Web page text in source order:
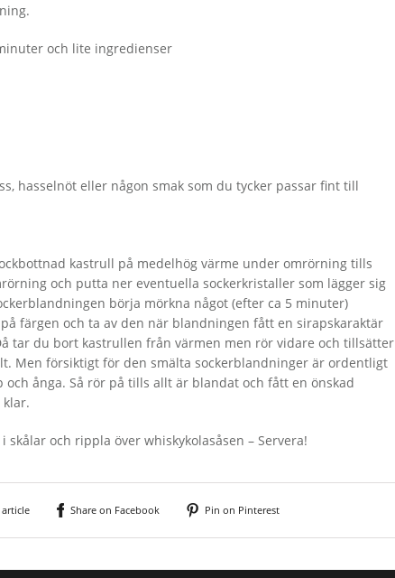
och lite ingredienser
hasselnöt eller någon smak som du tycker passar fint till
kastrull på medelhög värme under omrörning tills
och putta ner eventuella sockerkristaller som lägger sig
börja mörkna något (efter ca 5 minuter)
färgen och ta av den när blandningen fått en sirapskaraktär
tar du bort kastrullen från värmen men rör vidare och tillsätter
Men försiktigt för den smälta sockerblandninger är ordentligt
ånga. Så rör på tills allt är blandat och fått en önskad
klar.
skålar och rippla över whiskykolasåsen – Servera!
Share on Facebook Pin on Pinterest